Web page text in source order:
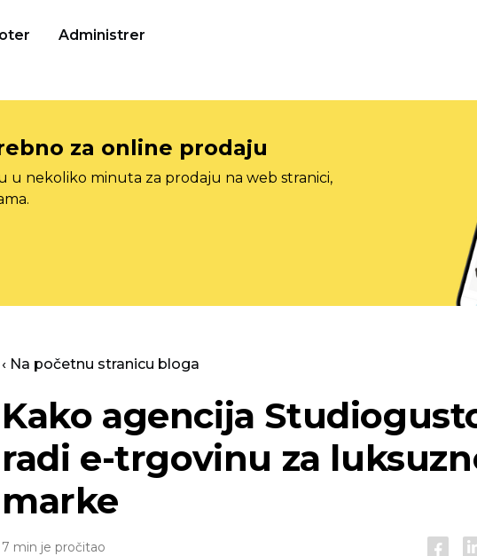
Administrer
za online prodaju
nekoliko minuta za prodaju na web stranici,
‹ Na početnu stranicu bloga
Kako agencija
radi e-trgovinu za
marke
7 min je pročitao